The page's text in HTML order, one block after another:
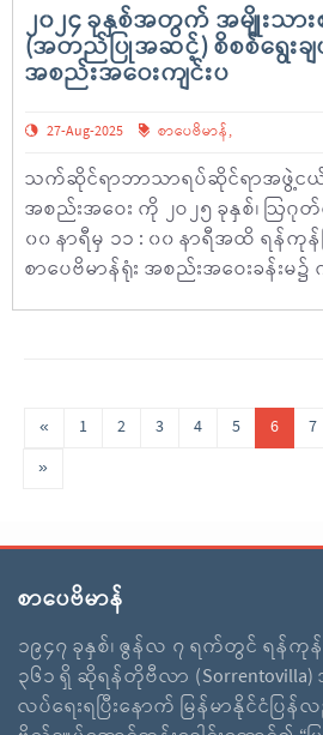
၂၀၂၄ ခုနှစ်အတွက် အမျိုးသာ
(အတည်ပြုအဆင့်) စိစစ်ရွေးခ
အစည်းအဝေးကျင်းပ
27-Aug-2025 စာပေဗိမာန်,
သက်ဆိုင်ရာဘာသာရပ်ဆိုင်ရာအဖွဲ့
အစည်းအဝေး ကို ၂ဝ၂၅ ခုနှစ်၊ ဩဂု
၀၀ နာရီမှ ၁၁ : ၀၀ နာရီအထိ ရန်
စာပေဗိမာန်ရုံး အစည်းအဝေးခန်းမ
« 1 2 3 4 5 6 7
»
စာပေဗိမာန်
၁၉၄၇ ခုနှစ်၊ ဇွန်လ ၇ ရက်တွင် ရန်ကုန်
၃၆၁ ရှိ ဆိုရန်တိုဗီလာ
လပ်ရေးရပြီးနောက် မြန်မာနိုင်ငံပ